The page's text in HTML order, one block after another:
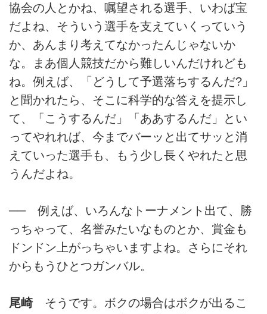
協会の人とかね、嘱望される選手、いわば宝
だよね、そういう選手を支えていくっていう
か、あんまり考えてなかったんじゃないか
な。まあ個人競技だから難しいんだけれども
ね。例えば、「どうして予選落ちするんだ?」
と聞かれたら、そこに科学的な答えを提示し
て、「こうするんだ」「ああするんだ」とい
ってやれれば、今までバーッと出てサッと消
えていった選手も、もう少し長くやれたと思
うんだよね。
── 例えば、いろんなトーナメント出て、勝
っちゃって、名誉みたいなものとか、賞金も
ドンドン上がっちゃいますよね。さらにそれ
からもうひとつガンバル。
尾崎そうです。ボクの場合はボクが出るこ